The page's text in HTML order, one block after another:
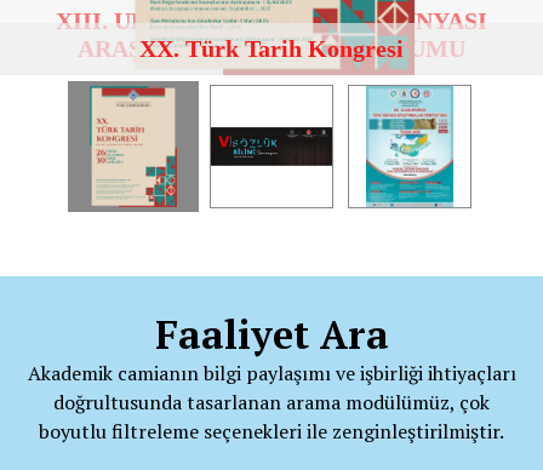
XX. Türk Tarih Kongresi
Faaliyet Ara
Akademik camianın bilgi paylaşımı ve işbirliği ihtiyaçları
doğrultusunda tasarlanan arama modülümüz, çok
boyutlu filtreleme seçenekleri ile zenginleştirilmiştir.